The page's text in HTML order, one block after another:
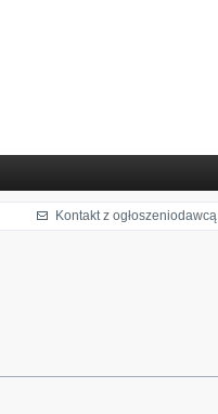
Kontakt z ogłoszeniodawcą